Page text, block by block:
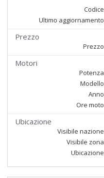
Codice
Ultimo aggiornamento
Prezzo
Prezzo
Motori
Potenza
Modello
Anno
Ore moto
Ubicazione
Visibile nazione
Visibile zona
Ubicazione